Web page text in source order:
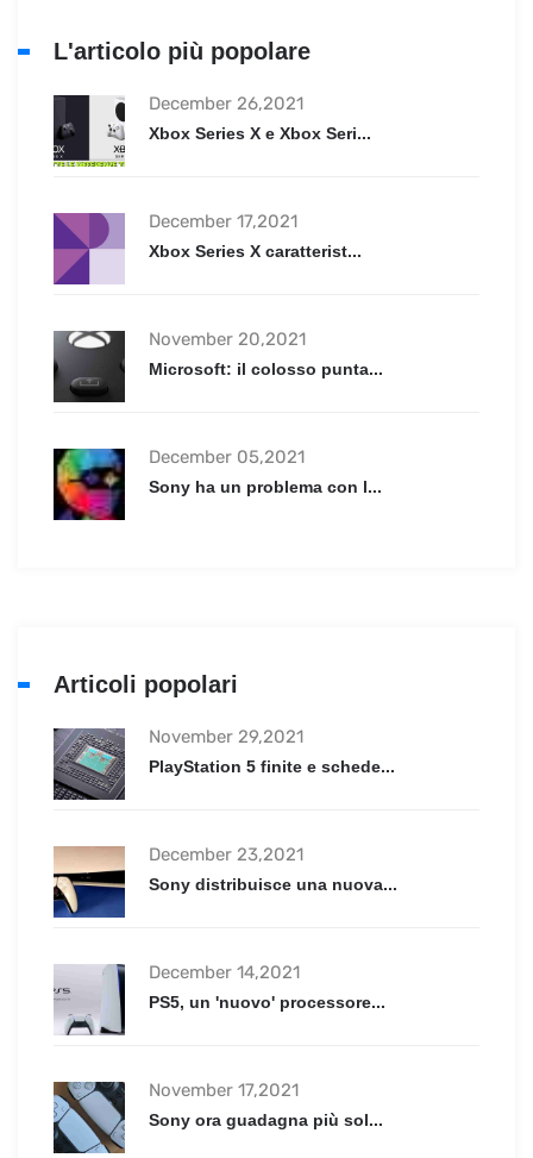
L'articolo più popolare
December 26,2021
Xbox Series X e Xbox Seri...
December 17,2021
Xbox Series X caratterist...
November 20,2021
Microsoft: il colosso punta...
December 05,2021
Sony ha un problema con l...
Articoli popolari
November 29,2021
PlayStation 5 finite e schede...
December 23,2021
Sony distribuisce una nuova...
December 14,2021
PS5, un 'nuovo' processore...
November 17,2021
Sony ora guadagna più sol...